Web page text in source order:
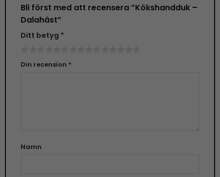
Bli först med att recensera ”Kökshandduk –
Dalahäst”
Ditt betyg *
Din recension *
Namn